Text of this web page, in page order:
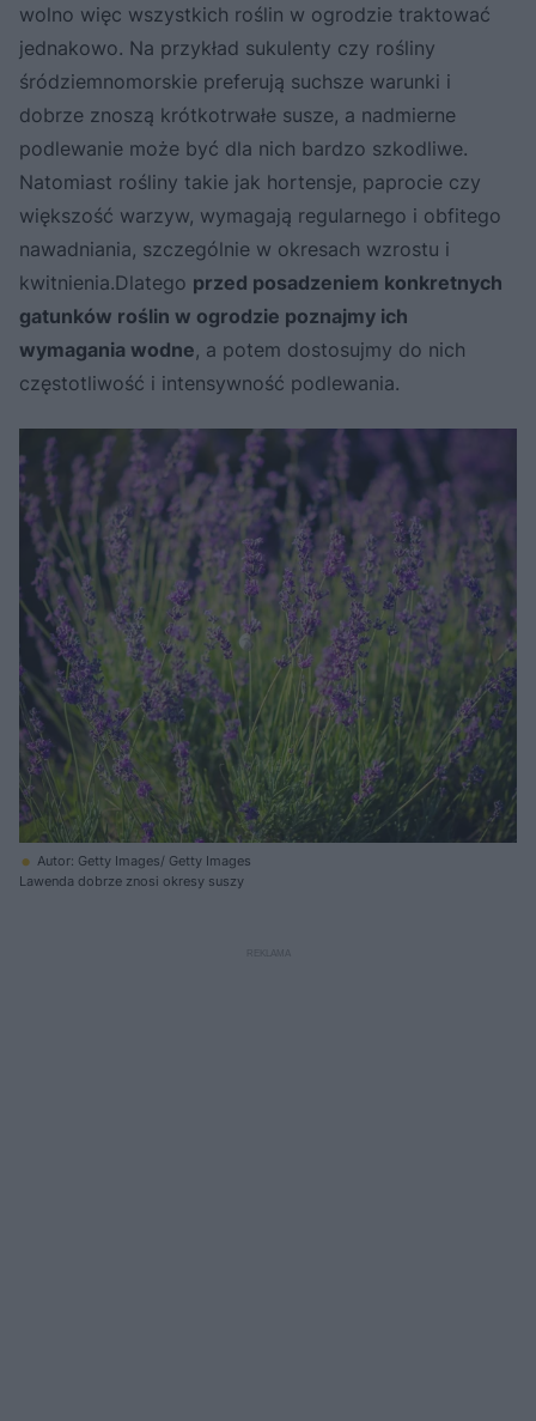
wolno więc wszystkich roślin w ogrodzie traktować
jednakowo. Na przykład sukulenty czy rośliny
śródziemnomorskie preferują suchsze warunki i
dobrze znoszą krótkotrwałe susze, a nadmierne
podlewanie może być dla nich bardzo szkodliwe.
Natomiast rośliny takie jak hortensje, paprocie czy
większość warzyw, wymagają regularnego i obfitego
nawadniania, szczególnie w okresach wzrostu i
kwitnienia.Dlatego przed posadzeniem konkretnych
gatunków roślin w ogrodzie poznajmy ich
wymagania wodne, a potem dostosujmy do nich
częstotliwość i intensywność podlewania.
Autor: Getty Images/ Getty Images
Lawenda dobrze znosi okresy suszy